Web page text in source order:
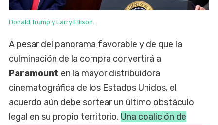
Donald Trump y Larry Ellison.
A pesar del panorama favorable y de que la
culminación de la compra convertirá a
Paramount en la mayor distribuidora
cinematográfica de los Estados Unidos, el
acuerdo aún debe sortear un último obstáculo
legal en su propio territorio. Una coalición de